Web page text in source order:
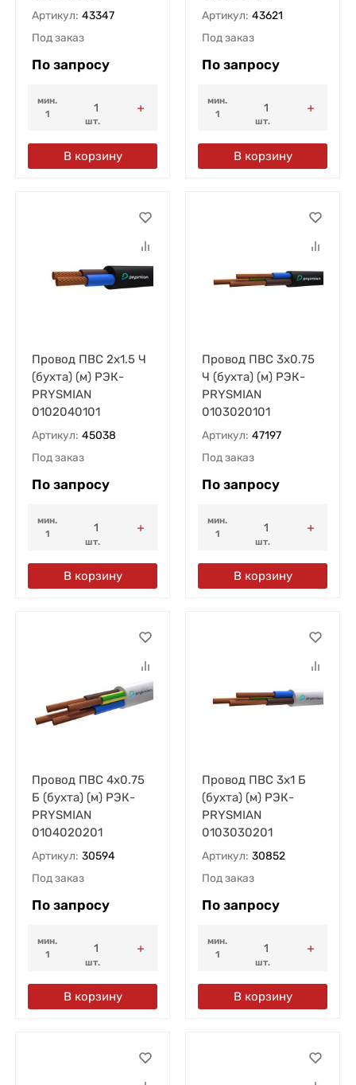
Артикул: 43347
Под заказ
По запросу
мин.
1
шт.
В корзину
Артикул: 43621
Под заказ
По запросу
мин.
1
шт.
В корзину
Провод ПВС 2х1.5 Ч
(бухта) (м) РЭК-
PRYSMIAN
0102040101
Артикул: 45038
Под заказ
По запросу
мин.
1
шт.
В корзину
Провод ПВС 3х0.75
Ч (бухта) (м) РЭК-
PRYSMIAN
0103020101
Артикул: 47197
Под заказ
По запросу
мин.
1
шт.
В корзину
Провод ПВС 4х0.75
Б (бухта) (м) РЭК-
PRYSMIAN
0104020201
Артикул: 30594
Под заказ
По запросу
мин.
1
шт.
В корзину
Провод ПВС 3х1 Б
(бухта) (м) РЭК-
PRYSMIAN
0103030201
Артикул: 30852
Под заказ
По запросу
мин.
1
шт.
В корзину